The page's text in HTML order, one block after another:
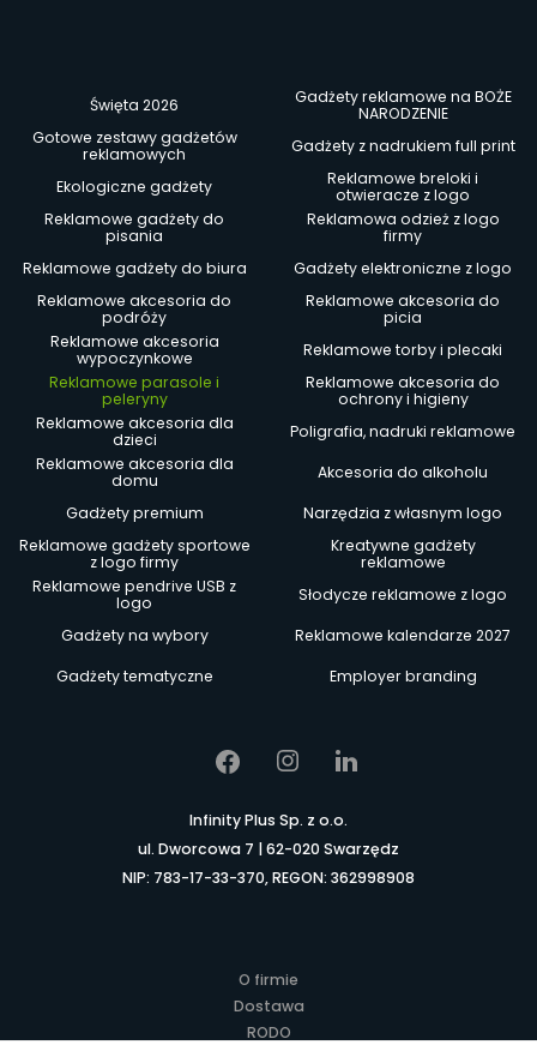
Święta 2026
Gadżety reklamowe na BOŻE
NARODZENIE
Gotowe zestawy gadżetów
reklamowych
Gadżety z nadrukiem full print
Ekologiczne gadżety
Reklamowe breloki i
otwieracze z logo
Reklamowe gadżety do
pisania
Reklamowa odzież z logo
firmy
Reklamowe gadżety do biura
Gadżety elektroniczne z logo
Reklamowe akcesoria do
podróży
Reklamowe akcesoria do
picia
Reklamowe akcesoria
wypoczynkowe
Reklamowe torby i plecaki
Reklamowe parasole i
peleryny
Reklamowe akcesoria do
ochrony i higieny
Reklamowe akcesoria dla
dzieci
Poligrafia, nadruki reklamowe
Reklamowe akcesoria dla
domu
Akcesoria do alkoholu
Gadżety premium
Narzędzia z własnym logo
Reklamowe gadżety sportowe
z logo firmy
Kreatywne gadżety
reklamowe
Reklamowe pendrive USB z
logo
Słodycze reklamowe z logo
Gadżety na wybory
Reklamowe kalendarze 2027
Gadżety tematyczne
Employer branding
Infinity Plus Sp. z o.o.
ul. Dworcowa 7 | 62-020 Swarzędz
NIP: 783-17-33-370, REGON: 362998908
O firmie
Dostawa
RODO